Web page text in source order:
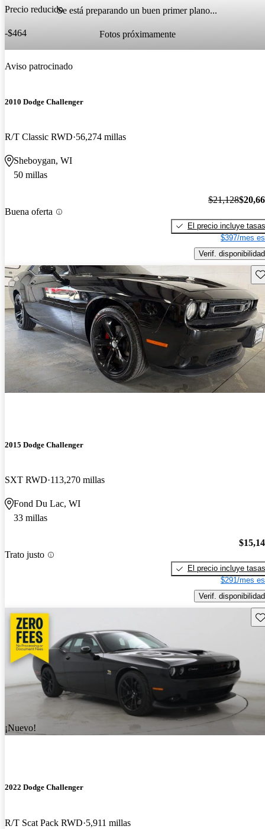
Se está preparando un buen primer plano...
Fotos próximamente
Precio reducido
-$464
Aviso patrocinado
2010 Dodge Challenger
R/T Classic RWD 56,274 millas
Sheboygan, WI
50 millas
Buena oferta
$21,128
El precio incluye tasas
$397/mes
Verif. disponibilidad
2015 Dodge Challenger
SXT RWD 113,270 millas
Fond Du Lac, WI
33 millas
Trato justo
El precio incluye tasas
$291/mes
Verif. disponibilidad
¡Nuevo!
2022 Dodge Challenger
R/T Scat Pack RWD 5,911 millas